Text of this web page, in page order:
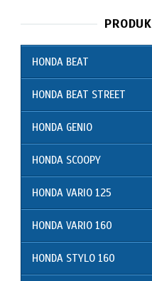
PRODUK
HONDA BEAT
HONDA BEAT STREET
HONDA GENIO
HONDA SCOOPY
HONDA VARIO 125
HONDA VARIO 160
HONDA STYLO 160